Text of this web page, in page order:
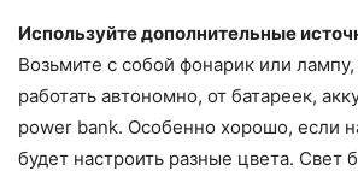
Используйте дополнительные
Возьмите с собой фонарик или
работать автономно, от батареек,
power bank. Особенно хорошо, если
будет настроить разные цвета. Свет